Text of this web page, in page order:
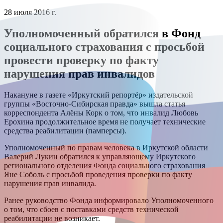
28 июля 2016 г.
Уполномоченный обратился в Фонд
социального страхования с просьбой
провести проверку по факту
нарушения прав инвалидов
Накануне в газете «Иркутский репортёр» издательской
группы «Восточно-Сибирская правда» вышла статья
корреспондента Алёны Корк о том, что инвалид Любовь
Ерохина продолжительное время не получает технические
средства реабилитации (памперсы).
Уполномоченный по правам человека в Иркутской области
Валерий Лукин обратился к управляющему Иркутского
регионального отделения Фонда социального страхования
Яне Соболь с просьбой проведения проверки по факту
нарушения прав инвалида.
Ранее руководство Фонда информировало Уполномоченного
о том, что сбоев с поставками средств технической
реабилитации не возникает.